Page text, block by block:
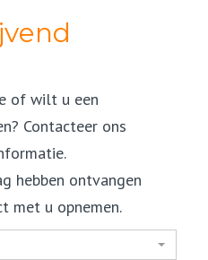
of wilt u een
Contacteer ons
hebben ontvangen
met u opnemen.